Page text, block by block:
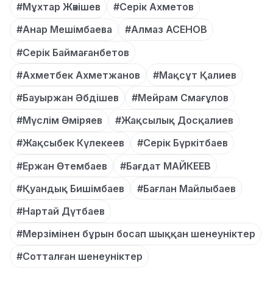
#Мұхтар Жәкішев
#Серік Ахметов
#Анар Мешімбаева
#Алмаз АСЕНОВ
#Серік Баймағанбетов
#Ахметбек Ахметжанов
#Мақсұт Қалиев
#Бауыржан Әбдішев
#Мейрам Смағұлов
#Мүслім Өміряев
#Жақсылық Досқалиев
#Жақсыбек Күлекеев
#Серік Бүркітбаев
#Ержан Өтембаев
#Бағдат МАЙКЕЕВ
#Қуандық Бишімбаев
#Бағлан Майлыбаев
#Нартай Дүтбаев
#Мерзімінен бұрын босап шыққан шенеуніктер
#Сотталған шенеуніктер